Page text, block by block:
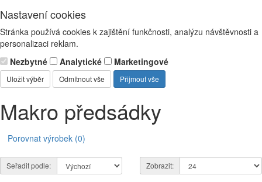
Nastavení cookies
Stránka používá cookies k zajištění funkčnosti, analýzu návštěvnosti a
personalizaci reklam.
Nezbytné
Analytické Marketingové
Uložit výběr Odmítnout vše Přijmout vše
Makro předsádky
Porovnat výrobek (0)
Seřadit podle: Zobrazit: